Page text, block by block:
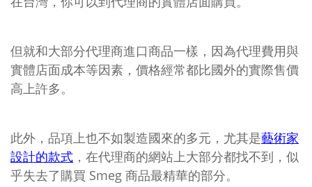
但就和大部分代理商進口商品一樣，因為代理費用與
實體店面成本等因素，價格經常都比國外的實際售價
高上許多。
此外，品項上也不如製造國來的多元，尤其是藝術家
設計的款式 ，在代理商的網站上大部分都找不到，似
乎失去了購買 Smeg 商品最精華的部分。